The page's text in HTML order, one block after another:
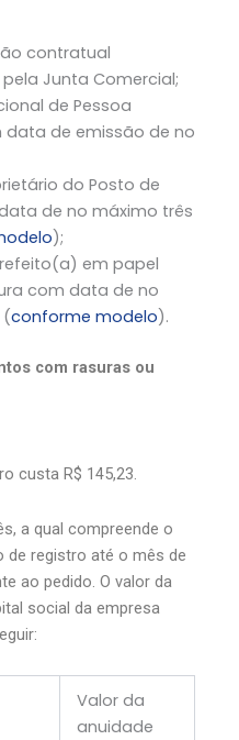
contratual
Junta Comercial;
de Pessoa
de emissão de no
do Posto de
de no máximo três
);
em papel
com data de no
(conforme modelo).
com rasuras ou
custa R$ 145,23.
a qual compreende o
registro até o mês de
ao pedido. O valor da
social da empresa
Valor da
anuidade